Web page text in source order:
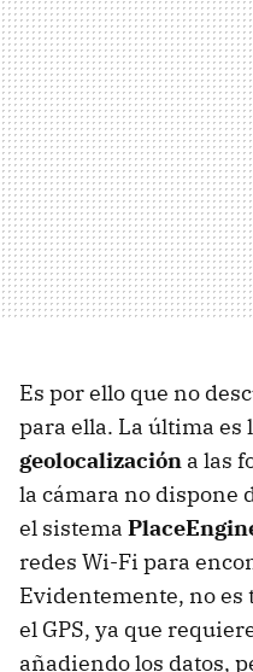
Es por ello que no
para ella. La última es
geolocalización a las
la cámara no dispone
el sistema
redes Wi-Fi para
Evidentemente, no
el GPS, ya que
añadiendo los datos,